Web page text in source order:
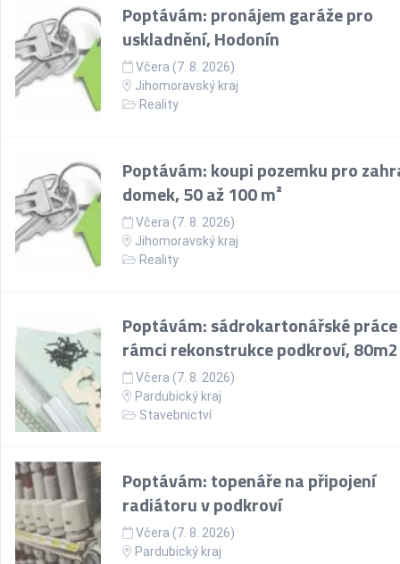
Poptávám: pronájem garáže pro
uskladnění, Hodonín
Včera (7. 8. 2026)
Jihomoravský kraj
Reality
Poptávám: koupi pozemku pro
domek, 50 až 100 m²
Včera (7. 8. 2026)
Jihomoravský kraj
Reality
Poptávám: sádrokartonářské
rámci rekonstrukce podkroví, 80m2
Včera (7. 8. 2026)
Pardubický kraj
Stavebnictví
Poptávám: topenáře na připojení
radiátoru v podkroví
Včera (7. 8. 2026)
Pardubický kraj